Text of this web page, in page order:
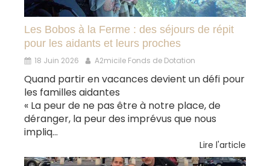
Les Bobos à la Ferme : des séjours de répit
pour les aidants et leurs proches
18 Juin 2026 A2micile Fonds de Dotation
Quand partir en vacances devient un défi pour
les familles aidantes
« La peur de ne pas être à notre place, de
déranger, la peur des imprévus que nous
impliq...
Lire l'article